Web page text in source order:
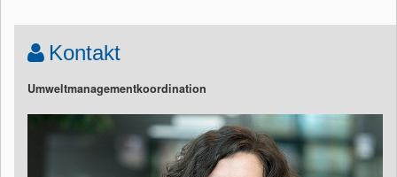
Kontakt
Umweltmanagementkoordination